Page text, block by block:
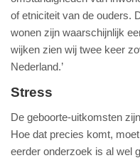
of etniciteit van de ouders.
wonen zijn waarschijnlijk
wijken zien wij twee keer
Nederland.’
Stress
De geboorte-uitkomsten
Hoe dat precies komt,
eerder onderzoek is al wel